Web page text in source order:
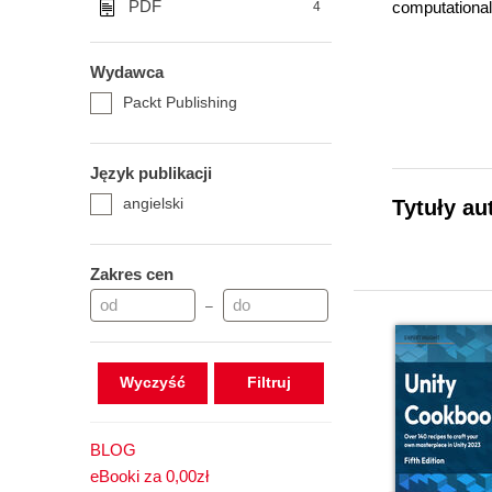
PDF 4
Wydawca
Packt Publishing
Język publikacji
angielski
Zakres cen
–
Wyczyść
BLOG
eBooki za 0,00zł
In 1985
With his
Tytuły